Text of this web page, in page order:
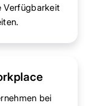
Verfügbarkeit
bei